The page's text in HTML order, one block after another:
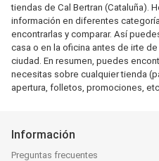
tiendas de Cal Bertran (Cataluña).
información en diferentes
encontrarlas y comparar. Así
casa o en la oficina antes de irte
ciudad. En resumen, puedes
necesitas sobre cualquier tienda
apertura, folletos, promociones,
Información
Preguntas frecuentes